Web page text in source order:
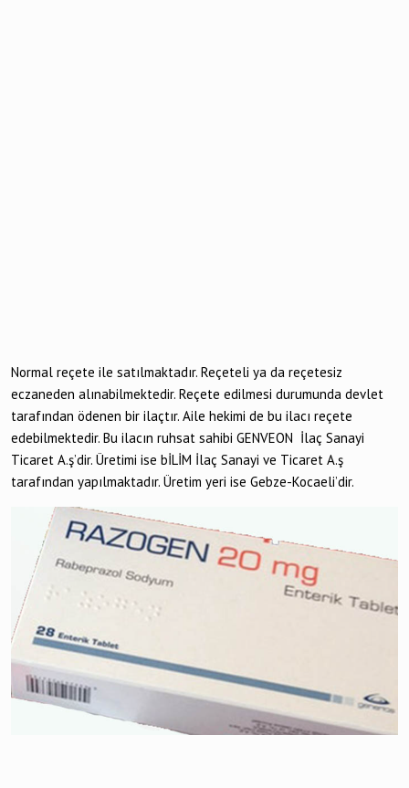
Normal reçete ile satılmaktadır. Reçeteli ya da reçetesiz
eczaneden alınabilmektedir. Reçete edilmesi durumunda devlet
tarafından ödenen bir ilaçtır. Aile hekimi de bu ilacı reçete
edebilmektedir. Bu ilacın ruhsat sahibi GENVEON İlaç Sanayi
Ticaret A.ş’dir. Üretimi ise bİLİM İlaç Sanayi ve Ticaret A.ş
tarafından yapılmaktadır. Üretim yeri ise Gebze-Kocaeli’dir.